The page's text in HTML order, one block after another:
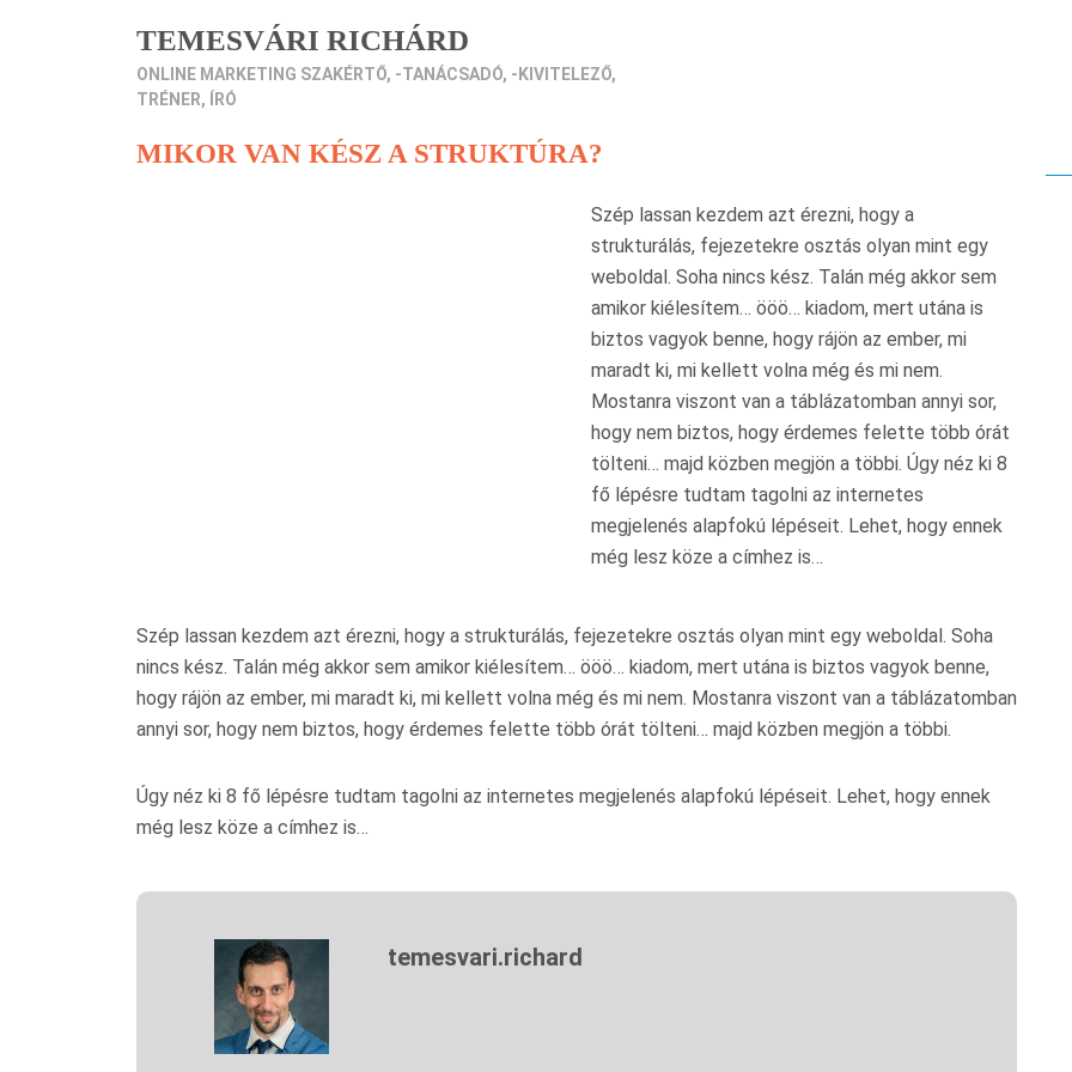
TEMESVÁRI RICHÁRD
ONLINE MARKETING SZAKÉRTŐ, -TANÁCSADÓ, -KIVITELEZŐ,
TRÉNER, ÍRÓ
MIKOR VAN KÉSZ A STRUKTÚRA?
Szép lassan kezdem azt érezni, hogy a
strukturálás, fejezetekre osztás olyan mint egy
weboldal. Soha nincs kész. Talán még akkor sem
amikor kiélesítem… ööö… kiadom, mert utána is
biztos vagyok benne, hogy rájön az ember, mi
maradt ki, mi kellett volna még és mi nem.
Mostanra viszont van a táblázatomban annyi sor,
hogy nem biztos, hogy érdemes felette több órát
tölteni… majd közben megjön a többi. Úgy néz ki 8
fő lépésre tudtam tagolni az internetes
megjelenés alapfokú lépéseit. Lehet, hogy ennek
még lesz köze a címhez is…
Szép lassan kezdem azt érezni, hogy a strukturálás, fejezetekre osztás olyan mint egy weboldal. Soha
nincs kész. Talán még akkor sem amikor kiélesítem… ööö… kiadom, mert utána is biztos vagyok benne,
hogy rájön az ember, mi maradt ki, mi kellett volna még és mi nem. Mostanra viszont van a táblázatomban
annyi sor, hogy nem biztos, hogy érdemes felette több órát tölteni… majd közben megjön a többi.
Úgy néz ki 8 fő lépésre tudtam tagolni az internetes megjelenés alapfokú lépéseit. Lehet, hogy ennek
még lesz köze a címhez is…
temesvari.richard